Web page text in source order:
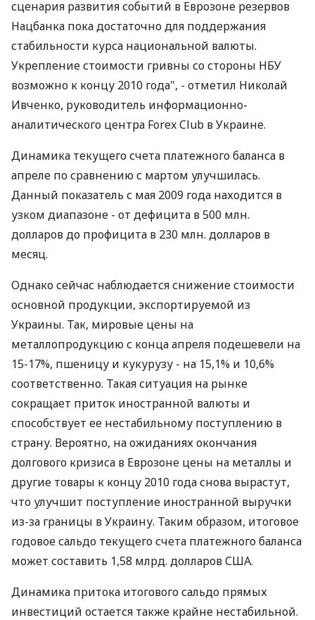
сценария развития событий в Еврозоне резервов
Нацбанка пока достаточно для поддержания
стабильности курса национальной валюты.
Укрепление стоимости гривны со стороны НБУ
возможно к концу 2010 года", - отметил Николай
Ивченко, руководитель информационно-
аналитического центра Forex Club в Украине.
Динамика текущего счета платежного баланса в
апреле по сравнению с мартом улучшилась.
Данный показатель с мая 2009 года находится в
узком диапазоне - от дефицита в 500 млн.
долларов до профицита в 230 млн. долларов в
месяц.
Однако сейчас наблюдается снижение стоимости
основной продукции, экспортируемой из
Украины. Так, мировые цены на
металлопродукцию с конца апреля подешевели на
15-17%, пшеницу и кукурузу - на 15,1% и 10,6%
соответственно. Такая ситуация на рынке
сокращает приток иностранной валюты и
способствует ее нестабильному поступлению в
страну. Вероятно, на ожиданиях окончания
долгового кризиса в Еврозоне цены на металлы и
другие товары к концу 2010 года снова вырастут,
что улучшит поступление иностранной выручки
из-за границы в Украину. Таким образом, итоговое
годовое сальдо текущего счета платежного баланса
может составить 1,58 млрд. долларов США.
Динамика притока итогового сальдо прямых
инвестиций остается также крайне нестабильной.